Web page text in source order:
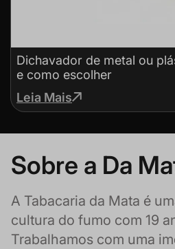
Dichavador de metal ou
e como escolher
Leia Mais
Sobre a Da
A Tabacaria da Mata é
cultura do fumo com 19
Trabalhamos com uma